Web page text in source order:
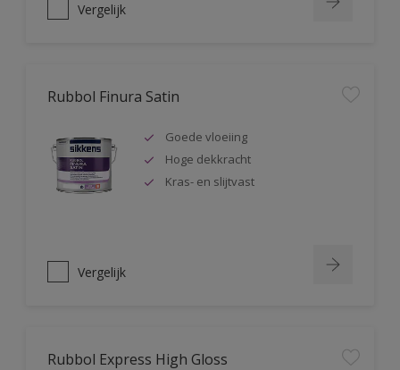
Vergelijk
Rubbol Finura Satin
Goede vloeiing
Hoge dekkracht
Kras- en slijtvast
Vergelijk
Rubbol Express High Gloss